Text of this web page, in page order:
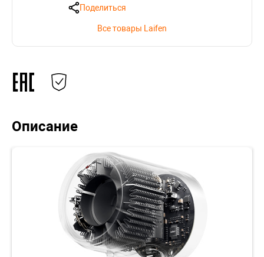
Поделиться
Все товары Laifen
Описание